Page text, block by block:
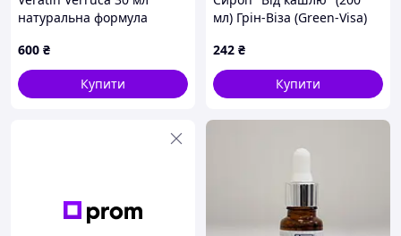
натуральна формула
68328X87X
600 ₴
Купити
мл) Грін-Віза (Green-Visa)
242 ₴
Купити